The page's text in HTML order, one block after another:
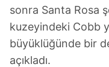
sonra Santa Rosa
kuzeyindeki Cobb
büyüklüğünde bir
açıkladı.